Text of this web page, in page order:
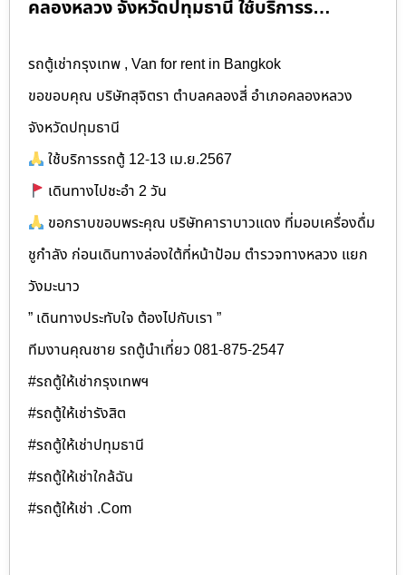
คลองหลวง จังหวัดปทุมธานี ใช้บริการร…
รถตู้เช่ากรุงเทพ , Van for rent in Bangkok
ขอขอบคุณ บริษัทสุจิตรา ตำบลคลองสี่ อำเภอคลองหลวง
จังหวัดปทุมธานี
ใช้บริการรถตู้ 12-13 เม.ย.2567
เดินทางไปชะอำ 2 วัน
ขอกราบขอบพระคุณ บริษัทคาราบาวแดง ที่มอบเครื่องดื่ม
ชูกำลัง ก่อนเดินทางล่องใต้ที่หน้าป้อม ตำรวจทางหลวง แยก
วังมะนาว
” เดินทางประทับใจ ต้องไปกับเรา ”
ทีมงานคุณชาย รถตู้นำเที่ยว 081-875-2547
#รถตู้ให้เช่ากรุงเทพฯ
#รถตู้ให้เช่ารังสิต
#รถตู้ให้เช่าปทุมธานี
#รถตู้ให้เช่าใกล้ฉัน
#รถตู้ให้เช่า .Com